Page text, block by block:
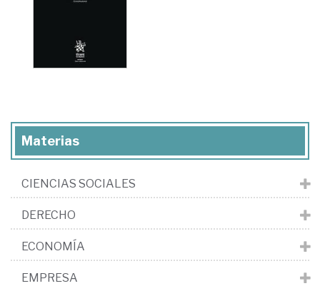
Materias
CIENCIAS SOCIALES
DERECHO
ECONOMÍA
EMPRESA